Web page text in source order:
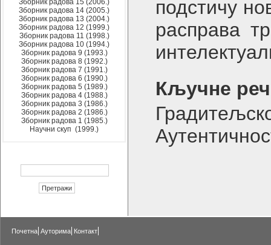
Зборник радова 15 (2006.)
Зборник радова 14 (2005.)
Зборник радова 13 (2004.)
Зборник радова 12 (1999.)
Зборник радова 11 (1998.)
Зборник радова 10 (1994.)
Зборник радова 9 (1993.)
Зборник радова 8 (1992.)
Зборник радова 7 (1991.)
Зборник радова 6 (1990.)
Зборник радова 5 (1989.)
Зборник радова 4 (1988.)
Зборник радова 3 (1986.)
Зборник радова 2 (1986.)
Зборник радова 1 (1985.)
Научни скуп (1999.)
подстичу
расправа
Кључне
Почетна Ауторима Контакт